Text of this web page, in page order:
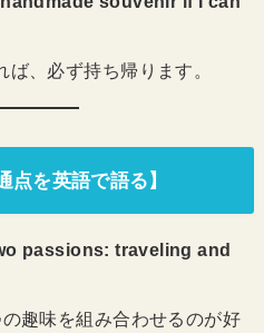
、必ず持ち帰ります。
点を英語で語る】
passions: traveling and
趣味を組み合わせるのが好